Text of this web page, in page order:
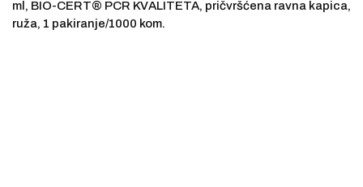
ml, BIO-CERT® PCR KVALITETA, pričvršćena ravna kapica,
ruža, 1 pakiranje/1000 kom.